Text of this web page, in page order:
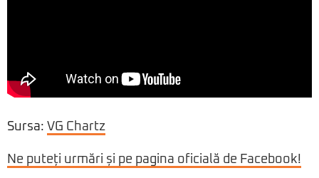
Sursa: VG Chartz
Ne puteți urmări și pe pagina oficială de Facebook!